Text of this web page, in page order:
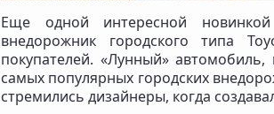
Еще одной интересной
внедорожник городского типа
покупателей. «Лунный»
самых популярных городских
стремились дизайнеры, когда